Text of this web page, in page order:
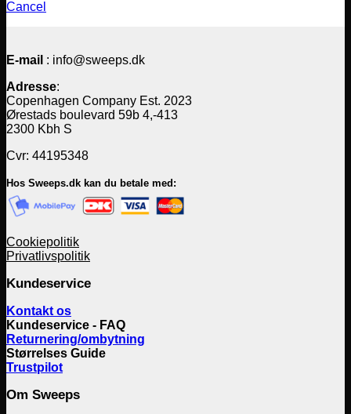
Cancel
E-mail : info@sweeps.dk
Adresse:
Copenhagen Company Est. 2023
Ørestads boulevard 59b 4,-413
2300 Kbh S
Cvr: 44195348
Hos Sweeps.dk kan du betale med:
Cookiepolitik
Privatlivspolitik
Kundeservice
Kontakt os
Kundeservice - FAQ
Returnering/ombytning
Størrelses Guide
Trustpilot
Om Sweeps